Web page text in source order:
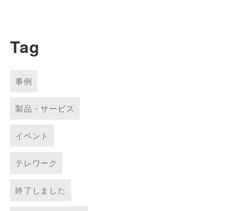
Tag
事例
製品・サービス
イベント
テレワーク
終了しました